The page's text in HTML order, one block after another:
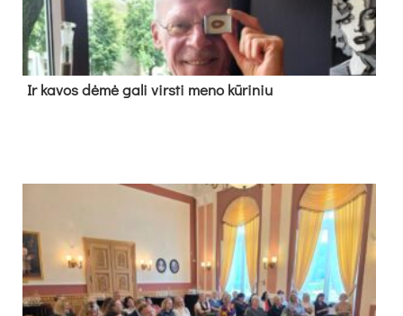
Ir ka­vos dė­mė ga­li virs­ti me­no kū­ri­niu